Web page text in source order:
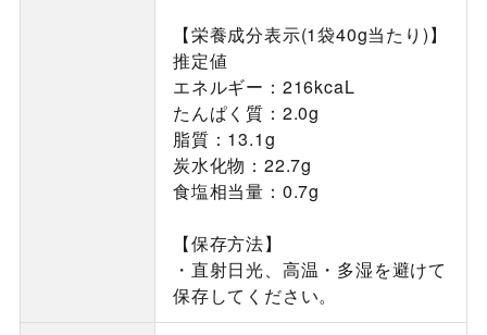
【栄養成分表示(1袋40g当たり)】
推定値
エネルギー：216kcaL
たんぱく質：2.0g
脂質：13.1g
炭水化物：22.7g
食塩相当量：0.7g
【保存方法】
・直射日光、高温・多湿を避けて
保存してください。